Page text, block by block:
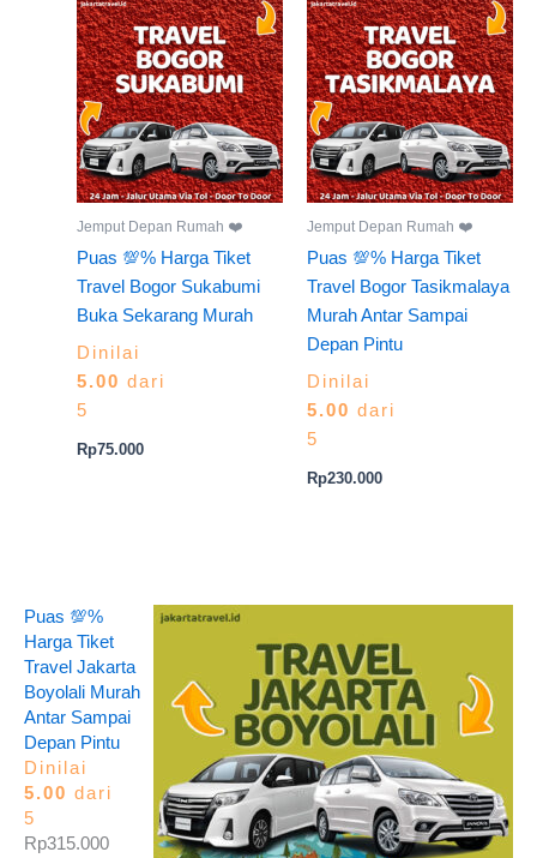
Jemput Depan Rumah ❤️
Puas 💯% Harga Tiket
Travel Bogor Sukabumi
Buka Sekarang Murah
Dinilai
5.00 dari
5
Rp75.000
Jemput Depan Rumah ❤️
Puas 💯% Harga Tiket
Travel Bogor Tasikmalaya
Murah Antar Sampai
Depan Pintu
Dinilai
5.00 dari
5
Rp230.000
Puas 💯%
Harga Tiket
Travel Jakarta
Boyolali Murah
Antar Sampai
Depan Pintu
Dinilai
5.00 dari
5
Rp315.000